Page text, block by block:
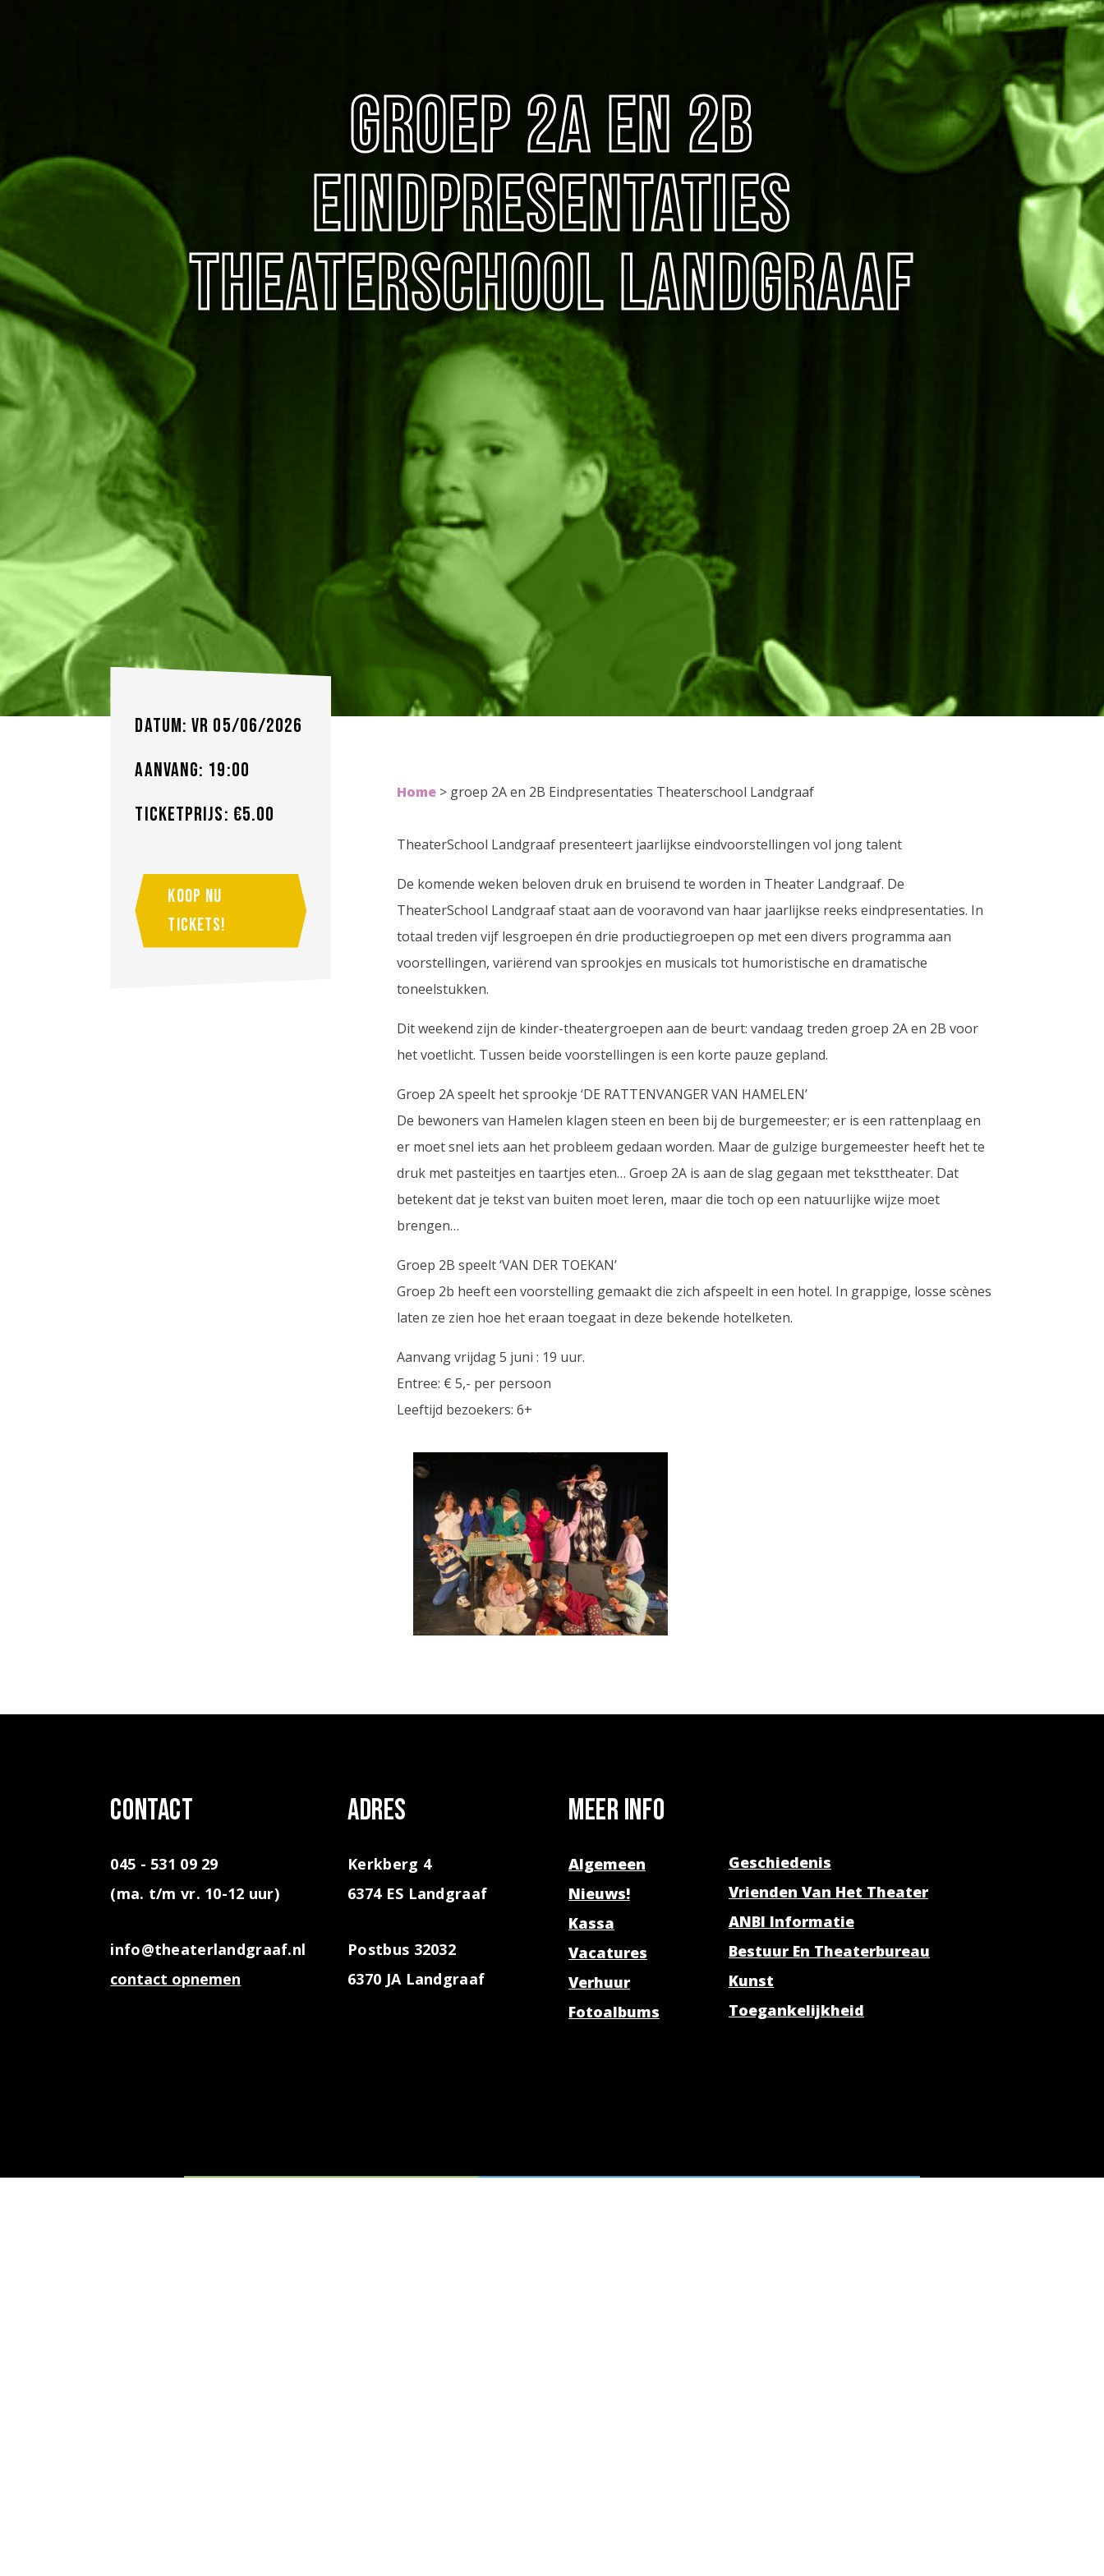
groep 2A en 2B
Eindpresentaties
Theaterschool Landgraaf
Datum: vr 05/06/2026
Aanvang: 19:00
Ticketprijs: €5.00
Koop nu
tickets!
Home > groep 2A en 2B Eindpresentaties Theaterschool Landgraaf
TheaterSchool Landgraaf presenteert jaarlijkse eindvoorstellingen vol jong talent
De komende weken beloven druk en bruisend te worden in Theater Landgraaf. De
TheaterSchool Landgraaf staat aan de vooravond van haar jaarlijkse reeks eindpresentaties. In
totaal treden vijf lesgroepen én drie productiegroepen op met een divers programma aan
voorstellingen, variërend van sprookjes en musicals tot humoristische en dramatische
toneelstukken.
Dit weekend zijn de kinder-theatergroepen aan de beurt: vandaag treden groep 2A en 2B voor
het voetlicht. Tussen beide voorstellingen is een korte pauze gepland.
Groep 2A speelt het sprookje ‘DE RATTENVANGER VAN HAMELEN’
De bewoners van Hamelen klagen steen en been bij de burgemeester; er is een rattenplaag en
er moet snel iets aan het probleem gedaan worden. Maar de gulzige burgemeester heeft het te
druk met pasteitjes en taartjes eten… Groep 2A is aan de slag gegaan met teksttheater. Dat
betekent dat je tekst van buiten moet leren, maar die toch op een natuurlijke wijze moet
brengen…
Groep 2B speelt ‘VAN DER TOEKAN’
Groep 2b heeft een voorstelling gemaakt die zich afspeelt in een hotel. In grappige, losse scènes
laten ze zien hoe het eraan toegaat in deze bekende hotelketen.
Aanvang vrijdag 5 juni : 19 uur.
Entree: € 5,- per persoon
Leeftijd bezoekers: 6+
contact
045 - 531 09 29
(ma. t/m vr. 10-12 uur)
info@theaterlandgraaf.nl
contact opnemen
Adres
Kerkberg 4
6374 ES Landgraaf
Postbus 32032
6370 JA Landgraaf
Meer info
Algemeen
Nieuws!
Kassa
Vacatures
Verhuur
Fotoalbums
Geschiedenis
Vrienden Van Het Theater
ANBI Informatie
Bestuur En Theaterbureau
Kunst
Toegankelijkheid